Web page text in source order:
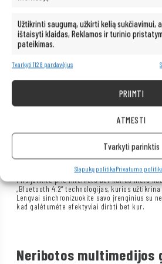
Užtikrinti saugumą, užkirti kelią sukčiavimui,
ištaisyti klaidas, Reklamos ir turinio
pateikimas.
Tvarkyti 1128 pardavėjus
PRIIMTI
ATMESTI
Tvarkyti parinktis
Slapukų politikaPrivatumo
Patogus jungiamumas –
prievadai
Nešiojamasis kompiuteris yra įrengtas
Neribotas mobilumas –
„Bluetooth“
Prisijunkite prie interneto bet kuriuo metu
„Bluetooth 4.2“ technologijas, kurios
Lengvai sinchronizuokite savo įrenginius su
kad galėtumėte efektyviai dirbti bet kur.
Neribotos multimedijos